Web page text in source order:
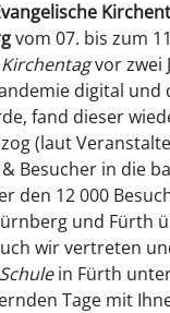
vom 07. bis zum
vor zwei
digital und
fand dieser
(laut
Besucher in die
den 12 000
und Fürth
wir vertreten
in Fürth
Tage mit